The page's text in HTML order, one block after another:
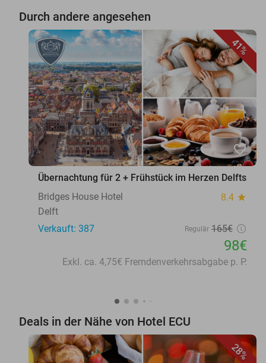
Durch andere angesehen
41%
favorite_border
Übernachtung für 2 + Frühstück im Herzen Delfts
Bridges House Hotel
8.4 star
Delft
Verkauft: 387
Regulär 165€
98€
Exkl. ca. 4,75€ Fremdenverkehrsabgabe p. P.
Deals in der Nähe von Hotel ECU
28%